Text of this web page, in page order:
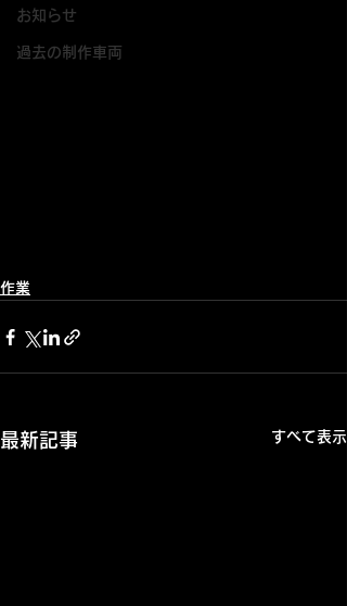
お知らせ
過去の制作車両
作業
最新記事 すべて表示